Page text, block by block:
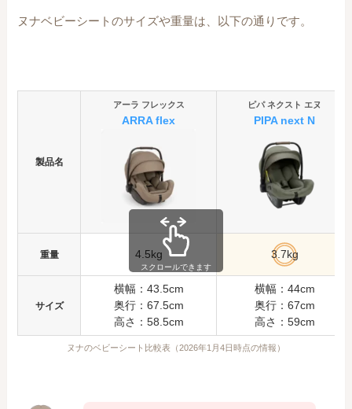
ヌナベビーシートのサイズや重量は、以下の通りです。
製品名
アーラ フレックス
ARRA flex
ピパ ネクスト エヌ
PIPA next N
重量 4.5kg 3.7kg
サイズ
横幅：43.5cm
奥行：67.5cm
高さ：58.5cm
横幅：44cm
奥行：67cm
高さ：59cm
ヌナのベビーシート比較表（2026年1月4日時点の情報）
スクロールできます